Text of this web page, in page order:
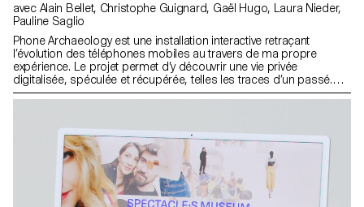
avec Alain Bellet, Christophe Guignard, Gaël Hugo, Laura Nieder,
Pauline Saglio
Phone Archaeology est une installation interactive retraçant
l’évolution des téléphones mobiles au travers de ma propre
expérience. Le projet permet d’y découvrir une vie privée
digitalisée, spéculée et récupérée, telles les traces d’un passé.
Cette mémoire gravée dans le silicium qui tend à être obsolète est
lumière une réflexion sur nos données. La question de la
récupération est intrinsèquement liée à l’archivage numérique et
l’obsolescence programmée. Alors que l’abstraction d’un fichier
numérique peut sembler intemporelle, le danger imminent de
perdre encore plus de souvenirs nous oblige à réfléchir sur notre
façon de les archiver. phonearchaeology.com